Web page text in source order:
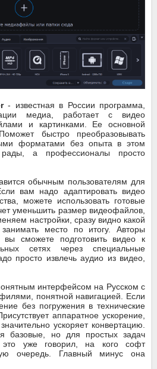
- известная в России программа,
медиа, работает с видео
и картинками. Ее основной
быстро преобразовывать
форматами без опыта в этом
а профессионалы просто
обычным пользователям для
вам надо адаптировать видео
можете использовать готовые
уменьшить размер видеофайлов,
настройки, сразу видно какой
место по итогу. Авторы
вы сможете подготовить видео к
сетях через специальные
просто извлечь аудио из видео,
интерфейсом на Русском с
понятной навигацией. Если
без погружения в технические
аппаратное ускорение,
ускоряет конвертацию.
базовые, но для простых задач
уже говорил, на кого софт
очередь. Главный минус она